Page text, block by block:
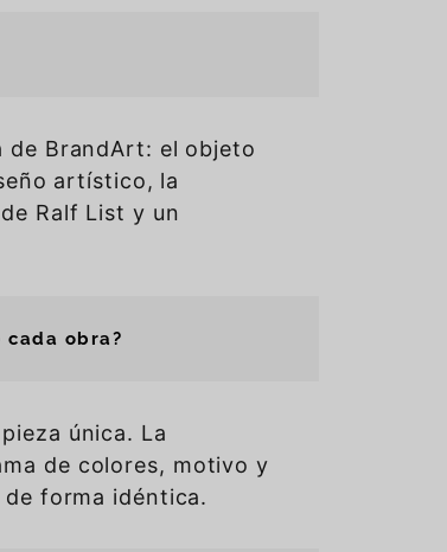
de BrandArt: el objeto
artístico, la
Ralf List y un
cada obra?
única. La
de colores, motivo y
forma idéntica.